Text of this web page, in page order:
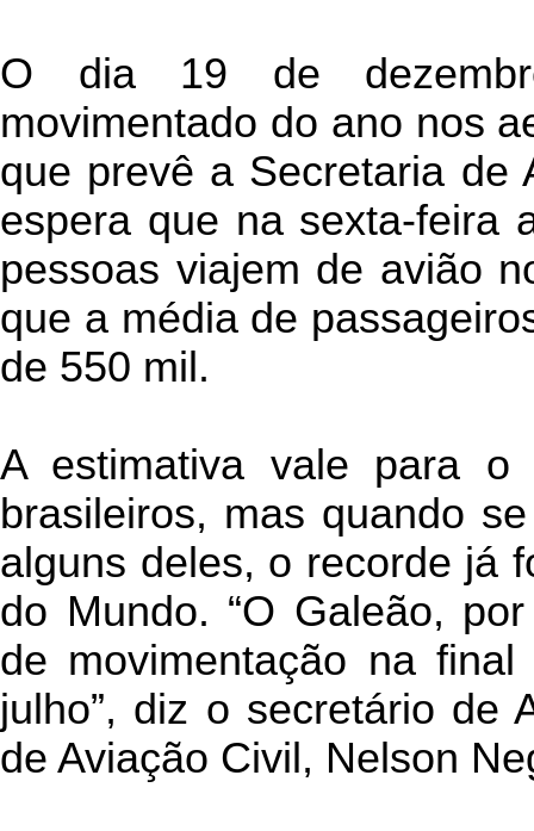
O dia 19 de
movimentado do ano nos
que prevê a Secretaria de
espera que na sexta-feira
pessoas viajem de avião
que a média de
de 550 mil.
A estimativa vale para o
brasileiros, mas quando
alguns deles, o recorde já
do Mundo. “O Galeão,
de movimentação na
julho”, diz o secretário de
de Aviação Civil, Nelson